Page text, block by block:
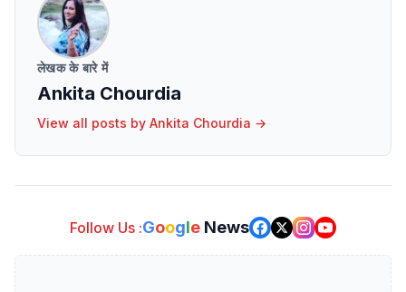
लेखक के बारे में
Ankita Chourdia
View all posts by Ankita Chourdia →
Follow Us :Google News